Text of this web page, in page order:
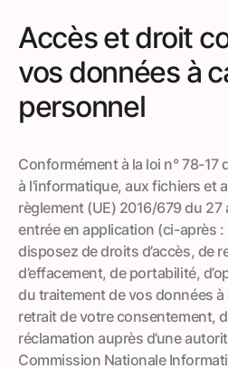
Accès et droit
vos données à
personnel
Conformément à la loi n° 78-17
à l'informatique, aux fichiers et
règlement (UE) 2016/679 du 27
entrée en application (ci-après :
disposez de droits d’accès, de
d’effacement, de portabilité,
du traitement de vos données
retrait de votre consentement,
réclamation auprès d’une
Commission Nationale